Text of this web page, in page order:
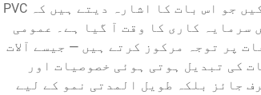
تیار کیا گیا ہے تاکہ وہ ان خاص حالات کو شناخت کر سکیں جو اس بات کا اشارہ دیتے ہیں کہ PVC
سرمایہ کاری کا وقت آ گیا ہے۔ عمومی
پر توجہ مرکوز کرتے ہیں — جیسے آلات
کی تبدیل ہوتی ہوئی خصوصیات اور
جائز بلکہ طویل المدتی نمو کے لیے